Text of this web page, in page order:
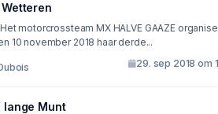
Wetteren
10 november 2018 haar derde...
29. sep 2018 om
lange Munt